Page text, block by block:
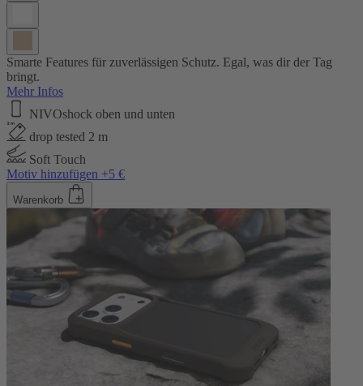
Smarte Features für zuverlässigen Schutz. Egal, was dir der Tag
bringt.
Mehr Infos
NIVOshock oben und unten
drop tested 2 m
Soft Touch
Motiv hinzufügen +5 €
Warenkorb